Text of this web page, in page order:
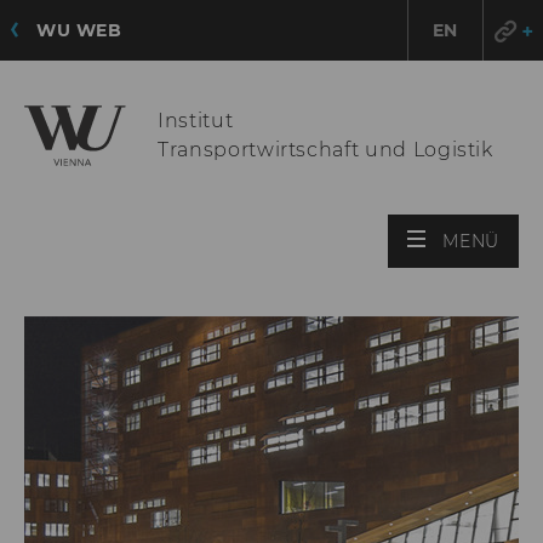
WU WEB EN
Institut
Transportwirtschaft und Logistik
MENÜ